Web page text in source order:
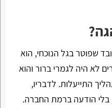
שפוטר בגל הנוכחי, הוא
לא היה לגמרי ברור והוא
התייעלות. לדבריו,
בלי הודעה ברמת החברה.